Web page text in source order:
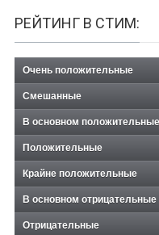
РЕЙТИНГ В СТИМ:
Очень положительные
Смешанные
В основном положительные
Положительные
Крайне положительные
В основном отрицательные
Отрицательные